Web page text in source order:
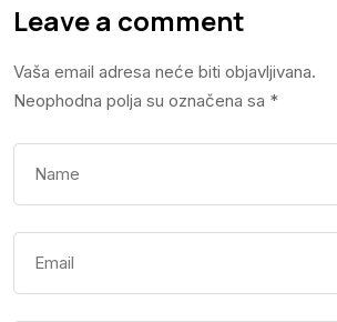
Leave a comment
Vaša email adresa neće biti objavljivana.
Neophodna polja su označena sa *